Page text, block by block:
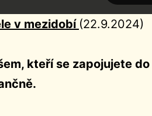
v mezidobí (22.9.2024)
kteří se zapojujete